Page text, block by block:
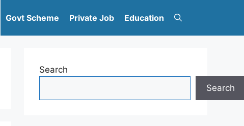
Govt Scheme Private Job Education
Search
Search